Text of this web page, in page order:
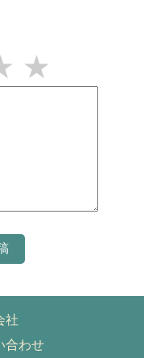
★
社
合わせ